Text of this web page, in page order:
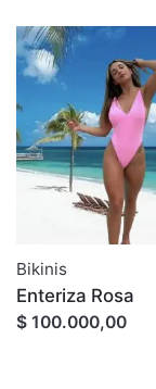
Bikinis
Enteriza Rosa
$ 100.000,00